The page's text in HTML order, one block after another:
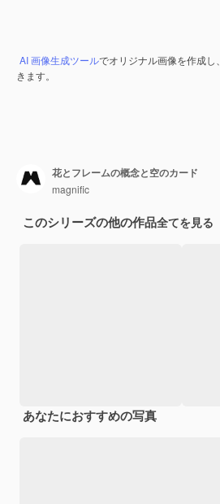
AI 画像生成ツールでオリジナル画像を作成し、
きます。
花とフレームの概念と空のカード
magnific
このシリーズの他の作品全てを見る
あなたにおすすめの写真